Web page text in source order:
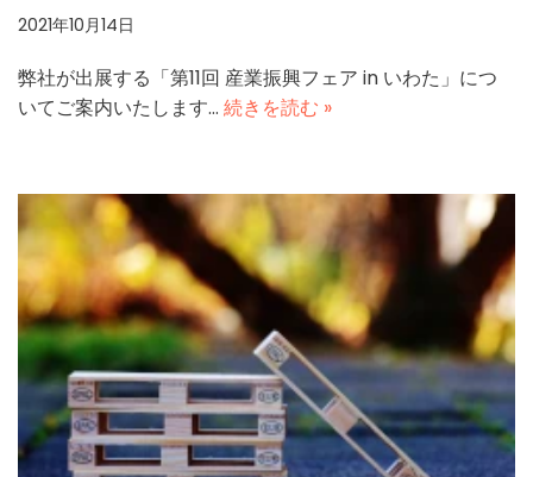
2021年10月14日
弊社が出展する「第11回 産業振興フェア in いわた」につ
いてご案内いたします… 続きを読む »